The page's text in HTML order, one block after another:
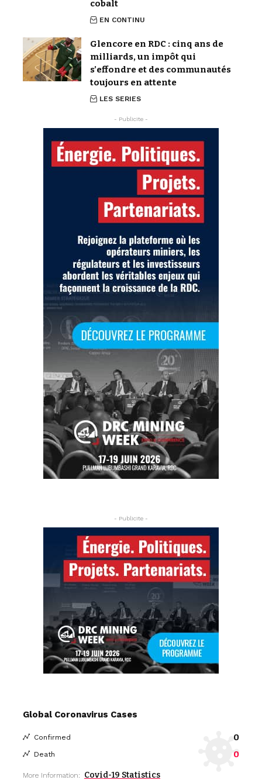
cobalt
EN CONTINU
Glencore en RDC : cinq ans de
milliards, un impôt qui
s’effondre et des communautés
toujours en attente
LES SERIES
- Publicite -
- Publicite -
Global Coronavirus Cases
Confirmed 0
Death 0
More Information: Covid-19 Statistics